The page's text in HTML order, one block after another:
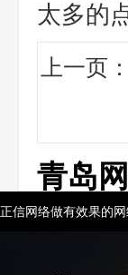
太多的
上一页：
青岛
正信网络做有效果的